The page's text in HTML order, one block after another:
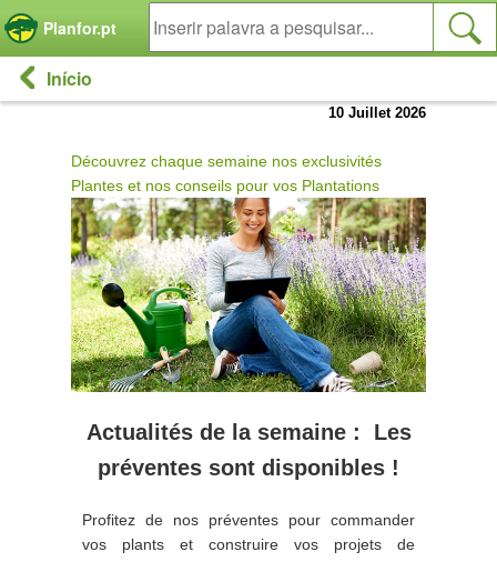
Planfor.pt
Início
10 Juillet 2026
Découvrez chaque semaine nos exclusivités
Plantes et nos conseils pour vos Plantations
Actualités de la semaine : Les
préventes sont disponibles !
Profitez de nos préventes pour commander
vos plants et construire vos projets de
Painel de Gerenciamento de Cookies